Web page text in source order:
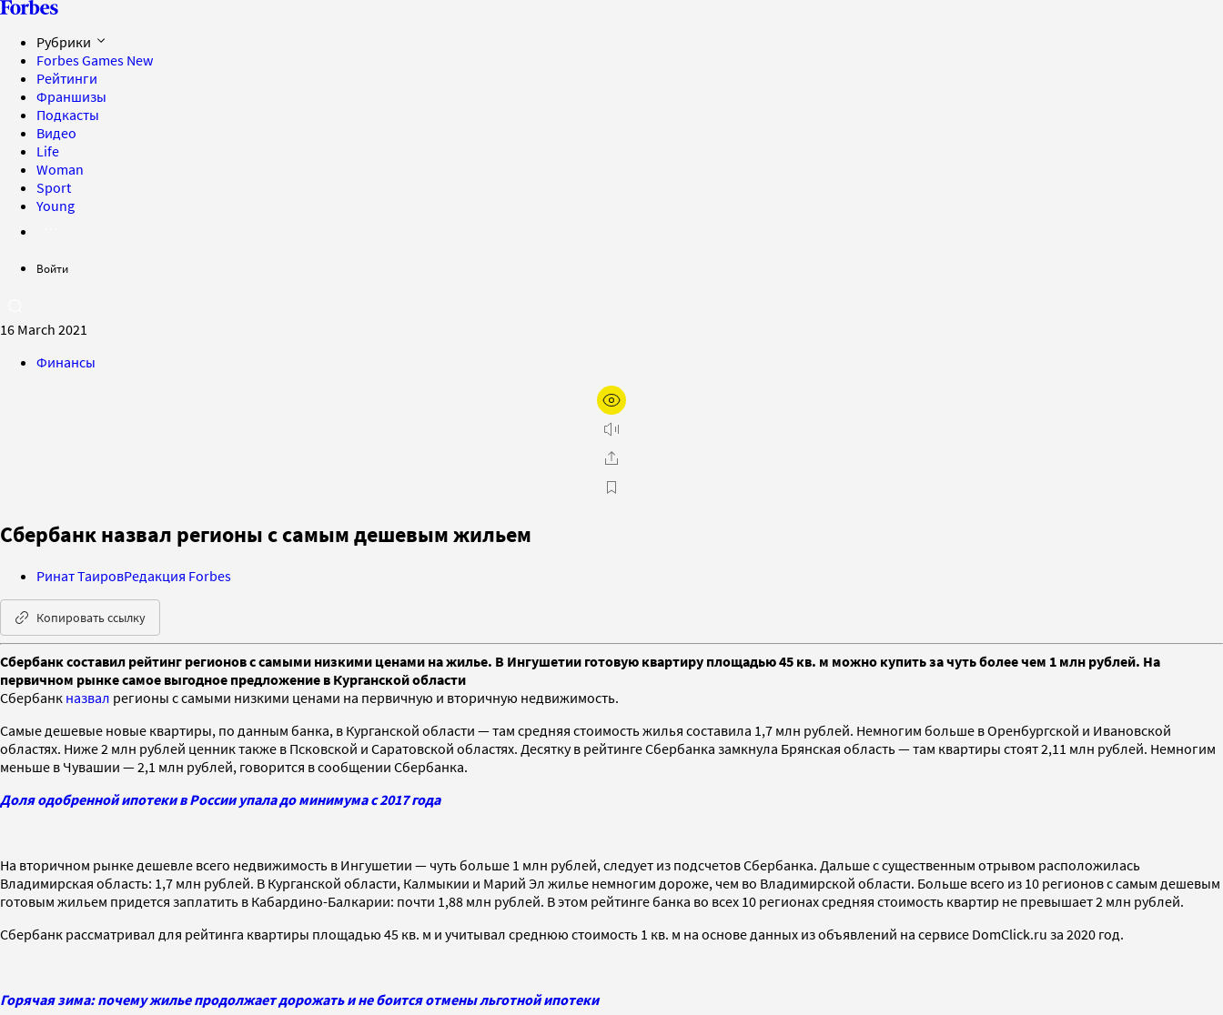
Рубрики
Forbes Games New
Рейтинги
Франшизы
Подкасты
Видео
Life
Woman
Sport
Young
Войти
16 March 2021
Финансы
Сбербанк назвал регионы с самым дешевым жильем
Ринат ТаировРедакция Forbes
Копировать ссылку
Сбербанк составил рейтинг регионов с самыми низкими ценами на жилье. В Ингушетии готовую квартиру площадью 45 кв. м можно купить за чуть более чем 1 млн рублей. На
первичном рынке самое выгодное предложение в Курганской области
Сбербанк назвал регионы с самыми низкими ценами на первичную и вторичную недвижимость.
Самые дешевые новые квартиры, по данным банка, в Курганской области — там средняя стоимость жилья составила 1,7 млн рублей. Немногим больше в Оренбургской и Ивановской
областях. Ниже 2 млн рублей ценник также в Псковской и Саратовской областях. Десятку в рейтинге Сбербанка замкнула Брянская область — там квартиры стоят 2,11 млн рублей. Немногим
меньше в Чувашии — 2,1 млн рублей, говорится в сообщении Сбербанка.
Доля одобренной ипотеки в России упала до минимума с 2017 года
На вторичном рынке дешевле всего недвижимость в Ингушетии — чуть больше 1 млн рублей, следует из подсчетов Сбербанка. Дальше с существенным отрывом расположилась
Владимирская область: 1,7 млн рублей. В Курганской области, Калмыкии и Марий Эл жилье немногим дороже, чем во Владимирской области. Больше всего из 10 регионов с самым дешевым
готовым жильем придется заплатить в Кабардино-Балкарии: почти 1,88 млн рублей. В этом рейтинге банка во всех 10 регионах средняя стоимость квартир не превышает 2 млн рублей.
Сбербанк рассматривал для рейтинга квартиры площадью 45 кв. м и учитывал среднюю стоимость 1 кв. м на основе данных из объявлений на сервисе DomClick.ru за 2020 год.
Горячая зима: почему жилье продолжает дорожать и не боится отмены льготной ипотеки